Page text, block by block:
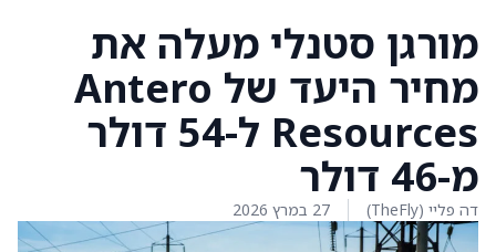
מורגן סטנלי מעלה את
מחיר היעד של Antero
Resources ל-54 דולר
מ-46 דולר
דה פליי (TheFly) 27 במרץ 2026